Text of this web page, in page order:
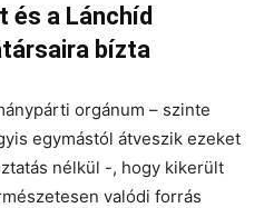
és a Lánchíd
bízta
orgánum – szinte
egymástól átveszik ezeket
nélkül -, hogy kikerült
valódi forrás